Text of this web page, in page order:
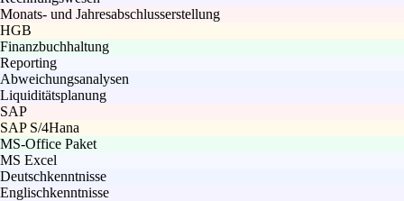
Monats- und Jahresabschlusserstellung
HGB
Finanzbuchhaltung
Reporting
Abweichungsanalysen
Liquiditätsplanung
SAP
SAP S/4Hana
MS-Office Paket
MS Excel
Deutschkenntnisse
Englischkenntnisse